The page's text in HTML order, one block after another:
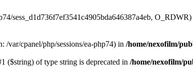
sess_d1d736f7ef3541c4905bda646387a4eb,
/var/cpanel/php/sessions/ea-php74) in /home/nexofilm/
($string) of type string is deprecated in /home/nexofilm/